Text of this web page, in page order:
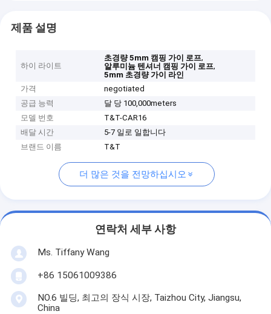
제품 설명
하이 라이트
초경량 5mm 캠핑 가이 로프,
알루미늄 텐셔너 캠핑 가이 로프,
5mm 초경량 가이 라인
가격
negotiated
공급 능력
달 당 100,000meters
모델 번호
T&T-CAR16
배달 시간
5-7 일로 일합니다
브랜드 이름
T&T
더 많은 것을 전망하십시오
연락처 세부 사항
Ms. Tiffany Wang
+86 15061009386
NO.6 빌딩, 최고의 장식 시장, Taizhou City, Jiangsu,
China